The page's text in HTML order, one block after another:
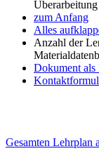
zum Anfang
Alles
Anzahl der
Dokument als
Gesamten Lehrplan